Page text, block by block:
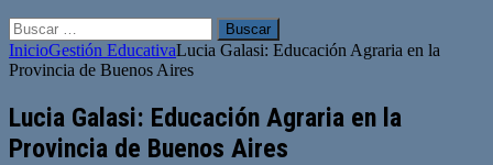
Buscar:
InicioGestión EducativaLucia Galasi: Educación Agraria en la
Provincia de Buenos Aires
Lucia Galasi: Educación Agraria en la
Provincia de Buenos Aires